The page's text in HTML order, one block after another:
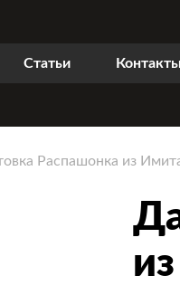
Статьи Контакты
Распашонка из